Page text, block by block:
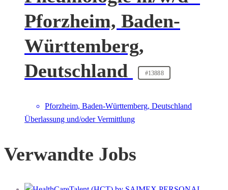
Pforzheim, Baden-
Württemberg,
Deutschland
#13888
Pforzheim, Baden-Württemberg, Deutschland
Überlassung und/oder Vermittlung
Verwandte Jobs